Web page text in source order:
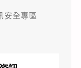
安全專區